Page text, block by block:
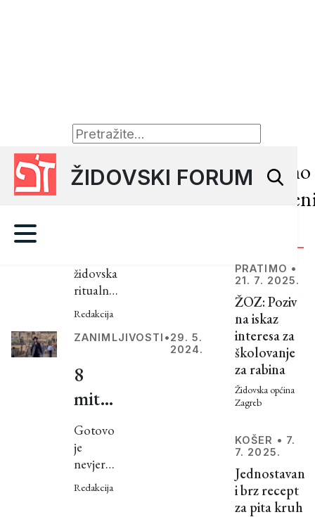
ŽIDOVSKI FORUM
VJERA
2024.
židovskom
ritualnom
kupalištu
židovska
ritualna
praksa
uranjanja
u vodu
je
ukorijenjena
u životu
Židova,
pa su
tako
mikve
jedno
Redakcija
ZANIMLJIVOSTI •29. 5.
2024.
8
mitova
i
neistina
o
Židovima:
Gotovo
je
nevjerojatno
koliko se
mitova,
Redakcija
Nedavno
PRATIMO •
21. 7. 2025.
ŽOZ: Poziv
na iskaz
interesa za
školovanje
za rabina
Židovska općina
Zagreb
KOŠER • 7.
7. 2025.
Jednostavan
i brz recept
za pita kruh